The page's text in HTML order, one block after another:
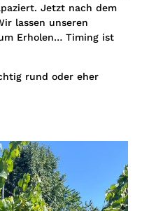
Jetzt nach dem
lassen unseren
Erholen… Timing ist
rund oder eher